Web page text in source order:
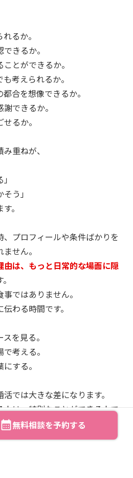
るか。
きるか。
とができるか。
考えられるか。
合を想像できるか。
できるか。
るか。
重ねが、
う」
。
プロフィールや条件ばかりを
せん。
由は、もっと日常的な場面に隠
ではありません。
わる時間です。
を見る。
考える。
する。
では大きな差になります。
は、特別なことができる人で
に大切にできる人です。
無料相談を予約する